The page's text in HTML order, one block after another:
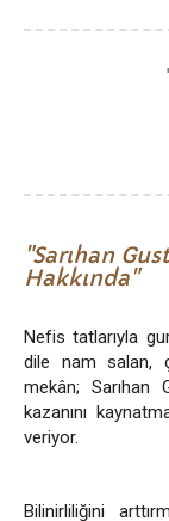
Sarıhan
Hakkında
Nefis tatlarıyla
dile nam salan,
mekân; Sarıhan
kazanını
veriyor.
Bilinirliliğini